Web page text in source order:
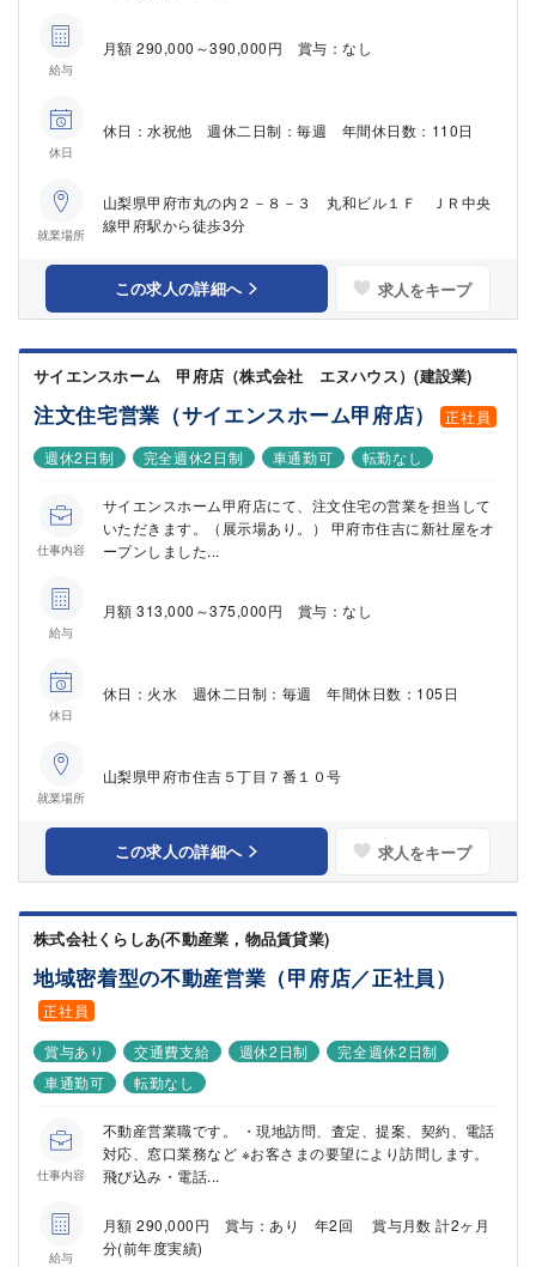
給与
月額 290,000～390,000円 賞与：なし
休日
休日：水祝他 週休二日制：毎週 年間休日数：110日
就業場所
山梨県甲府市丸の内２－８－３ 丸和ビル１Ｆ ＪＲ中央
線甲府駅から徒歩3分
この求人の詳細へ 求人をキープ
サイエンスホーム 甲府店（株式会社 エヌハウス）(建設業)
注文住宅営業（サイエンスホーム甲府店）
正社員
週休2日制
完全週休2日制 車通勤可 転勤なし
仕事内容
サイエンスホーム甲府店にて、注文住宅の営業を担当して
いただきます。（展示場あり。） 甲府市住吉に新社屋をオ
ープンしました...
給与
月額 313,000～375,000円 賞与：なし
休日
休日：火水 週休二日制：毎週 年間休日数：105日
就業場所
山梨県甲府市住吉５丁目７番１０号
この求人の詳細へ 求人をキープ
株式会社くらしあ(不動産業，物品賃貸業)
地域密着型の不動産営業（甲府店／正社員）
正社員
賞与あり
交通費支給 週休2日制
完全週休2日制
車通勤可
転勤なし
仕事内容
不動産営業職です。 ・現地訪問、査定、提案、契約、電話
対応、窓口業務など ※お客さまの要望により訪問します。
飛び込み・電話...
給与
月額 290,000円 賞与：あり 年2回 賞与月数 計2ヶ月
分(前年度実績)